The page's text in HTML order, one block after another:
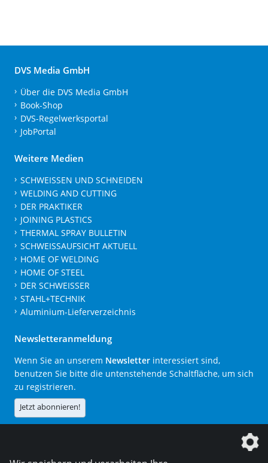
DVS Media GmbH
Über die DVS Media GmbH
Book-Shop
DVS-Regelwerksportal
JobPortal
Weitere Medien
SCHWEISSEN UND SCHNEIDEN
WELDING AND CUTTING
DER PRAKTIKER
JOINING PLASTICS
THERMAL SPRAY BULLETIN
SCHWEISSAUFSICHT AKTUELL
HOME OF WELDING
HOME OF STEEL
DER SCHWEISSER
STAHL+TECHNIK
Aluminium-Lieferverzeichnis
Newsletteranmeldung
Wenn Sie an unserem Newsletter interessiert sind,
benutzen Sie bitte die untenstehende Schaltfläche, um sich
zu registrieren.
Jetzt abonnieren!
Die DVS Media GmbH ist ein Unternehmen der